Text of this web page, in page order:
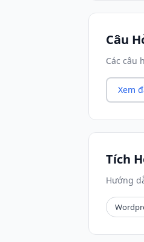
Câu
Các câu
Xem
Tích
Hướng